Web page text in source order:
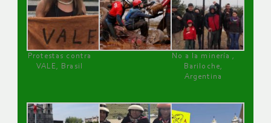
Protestas contra
VALE, Brasil
No a la minería ,
Bariloche,
Argentina